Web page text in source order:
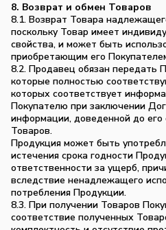
8. Возврат и обмен Товаров
8.1. Возврат Товара
поскольку Товар имеет
свойства, и может быть
приобретающим его
8.2. Продавец обязан передать
которые полностью
которых соответствует
Покупателю при заключении
информации, доведенной до его
Товаров.
Продукция может быть
истечения срока годности
ответственности за ущерб,
вследствие ненадлежащего
потребления Продукции.
8.3. При получении Товаров
соответствие полученных